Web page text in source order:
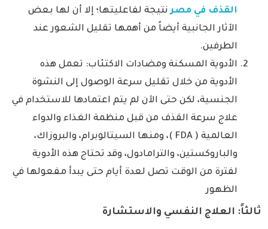
القذف في مصرنتيجة لفاعليتها؛ إلا أن لها بعض
الآثار الجانبية أيضاً من أهمها تقليل الشعور عند
الطرفين.
الأدوية المسكنة ومضادات الاكتئاب: تعمل هذه
الأدوية من خلال تقليل سرعة الوصول إلى النشوة
الجنسية، لكن حتى الآن لم يتم اعتمادها للاستخدام في
علاج سرعة القذف من قبل منظمة الغذاء والدواء
العالمية ( FDA )، ومنها السيتالوبرام، والبروزاك،
والباروكستين، والترامادول، وقد تحتاج هذه الأدوية
لفترة من الوقت تصل لعدة أيام حتى يبدأ مفعولها في
الظهور
ثالثاً: العلاج النفسي والاستشارة